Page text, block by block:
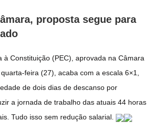
proposta segue para
à Constituição (PEC), aprovada na Câmara
feira (27), acaba com a escala 6×1,
de dois dias de descanso por
a jornada de trabalho das atuais 44 horas
Tudo isso sem redução salarial.